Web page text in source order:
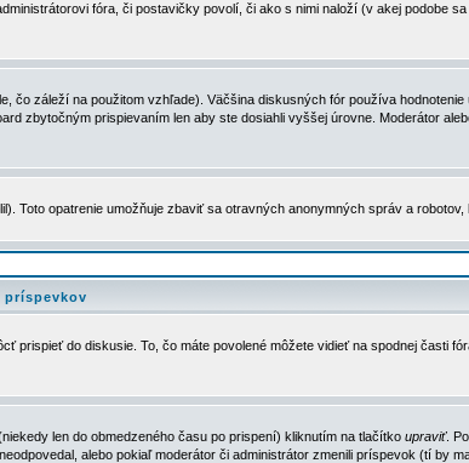
fóra, či postavičky povolí, či ako s nimi naloží (v akej podobe
záleží na použitom vzhľade). Väčšina diskusných fór používa
zbytočným prispievaním len aby ste dosiahli vyššej úrovne. Moderátor
Toto opatrenie umožňuje zbaviť sa otravných anonymných správ a robotov,
príspevkov
do diskusie. To, čo máte povolené môžete vidieť na spodnej časti
len do obmedzeného času po prispení) kliknutím na tlačítko upraviť.
alebo pokiaľ moderátor či administrátor zmenili príspevok (tí by